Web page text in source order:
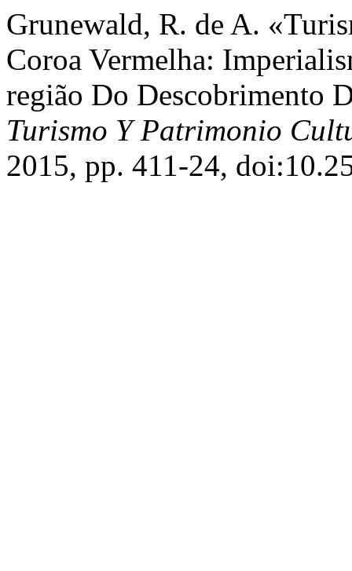
Grunewald, R. de A.
Coroa Vermelha:
região Do Descobrimento
Turismo Y Patrimonio
2015, pp. 411-24,